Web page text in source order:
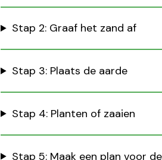
Stap 2: Graaf het zand af
Stap 3: Plaats de aarde
Stap 4: Planten of zaaien
Stap 5: Maak een plan voor